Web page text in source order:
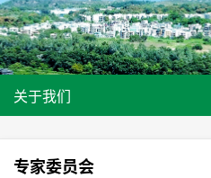
关于我们
专家委员会